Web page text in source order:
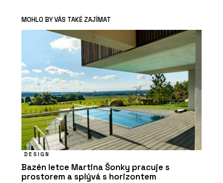
MOHLO BY VÁS TAKÉ ZAJÍMAT
DESIGN
Bazén letce Martina Šonky pracuje s
prostorem a splývá s horizontem